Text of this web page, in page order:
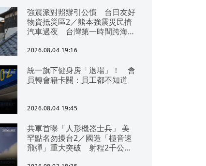
強震派對照辦引公憤 台日友好
物資抵災區2／熊本強震災民擠
汽車過夜 台灣第一時間跨海急
2026.08.04 19:16
統一旗下健身房「退場」！ 會
員轉會籍卡關：員工都不知道
2026.08.04 19:45
共軍首曝「人形機器士兵」 美
罕點名勿擾台2／國造「極音速
飛彈」重大突破 射程2千公里